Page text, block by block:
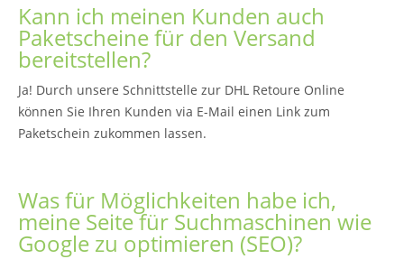
Kann ich meinen Kunden auch
Paketscheine für den Versand
bereitstellen?
Ja! Durch unsere Schnittstelle zur DHL Retoure Online
können Sie Ihren Kunden via E-Mail einen Link zum
Paketschein zukommen lassen.
Was für Möglichkeiten habe ich,
meine Seite für Suchmaschinen wie
Google zu optimieren (SEO)?